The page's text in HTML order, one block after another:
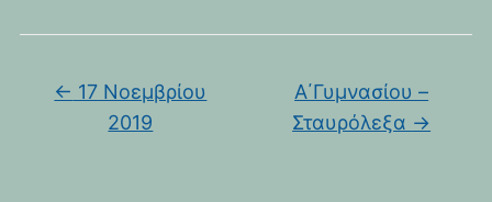
← 17 Νοεμβρίου
2019
Α΄Γυμνασίου –
Σταυρόλεξα →